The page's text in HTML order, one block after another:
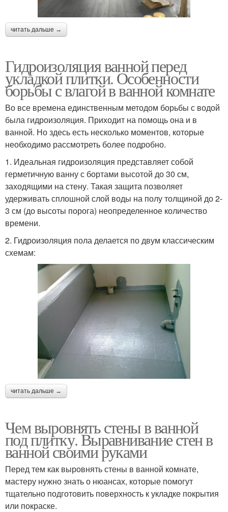
читать дальше →
Гидроизоляция ванной перед
укладкой плитки. Особенности
борьбы с влагой в ванной комнате
Во все времена единственным методом борьбы с водой
была гидроизоляция. Приходит на помощь она и в
ванной. Но здесь есть несколько моментов, которые
необходимо рассмотреть более подробно.
1. Идеальная гидроизоляция представляет собой
герметичную ванну с бортами высотой до 30 см,
заходящими на стену. Такая защита позволяет
удерживать сплошной слой воды на полу толщиной до 2-
3 см (до высоты порога) неопределенное количество
времени.
2. Гидроизоляция пола делается по двум классическим
схемам:
читать дальше →
Чем выровнять стены в ванной
под плитку. Выравнивание стен в
ванной своими руками
Перед тем как выровнять стены в ванной комнате,
мастеру нужно знать о нюансах, которые помогут
тщательно подготовить поверхность к укладке покрытия
или покраске.